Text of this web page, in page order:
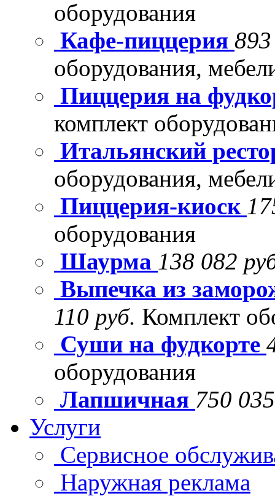
оборудования
Кафе-пиццерия
оборудования,
Пиццерия на
комплект
Итальянский
оборудования,
Пиццерия-киоск
оборудования
Шаурма 138 082
Выпечка из
110 руб. Комплект
Суши на фудкорте
оборудования
Лапшичная 750
Услуги
Сервисное
Наружная реклама